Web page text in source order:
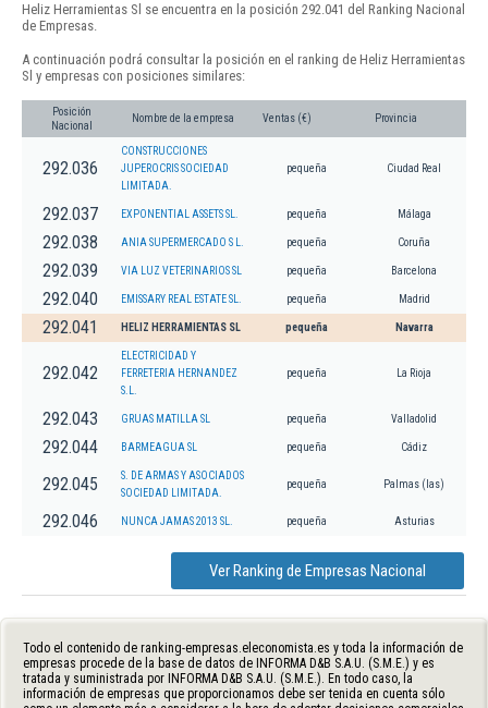
Heliz Herramientas Sl se encuentra en la posición 292.041 del Ranking Nacional
de Empresas.
A continuación podrá consultar la posición en el ranking de Heliz Herramientas
Sl y empresas con posiciones similares:
Posición
Nacional
Nombre de la empresa Ventas (€) Provincia
292.036
CONSTRUCCIONES
JUPEROCRIS SOCIEDAD
LIMITADA.
pequeña Ciudad Real
292.037 EXPONENTIAL ASSETS SL. pequeña Málaga
292.038 ANIA SUPERMERCADO S L. pequeña Coruña
292.039 VIA LUZ VETERINARIOS SL pequeña Barcelona
292.040 EMISSARY REAL ESTATE SL. pequeña Madrid
292.041 HELIZ HERRAMIENTAS SL pequeña Navarra
292.042
ELECTRICIDAD Y
FERRETERIA HERNANDEZ
S.L.
pequeña La Rioja
292.043 GRUAS MATILLA SL pequeña Valladolid
292.044 BARMEAGUA SL pequeña Cádiz
292.045
S. DE ARMAS Y ASOCIADOS
SOCIEDAD LIMITADA.
pequeña Palmas (las)
292.046 NUNCA JAMAS 2013 SL. pequeña Asturias
Ver Ranking de Empresas Nacional
Todo el contenido de ranking-empresas.eleconomista.es y toda la información de
empresas procede de la base de datos de INFORMA D&B S.A.U. (S.M.E.) y es
tratada y suministrada por INFORMA D&B S.A.U. (S.M.E.). En todo caso, la
información de empresas que proporcionamos debe ser tenida en cuenta sólo